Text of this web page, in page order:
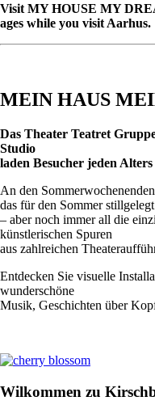
Visit MY HOUSE MY
ages while you visit Aarhus.
MEIN HAUS
Das Theater Teatret
Studio
laden Besucher jeden
An den
das für den Sommer
– aber noch immer all die
künstlerischen Spuren
aus zahlreichen
Entdecken Sie visuelle
wunderschöne
Musik, Geschichten über
Wilkommen zu